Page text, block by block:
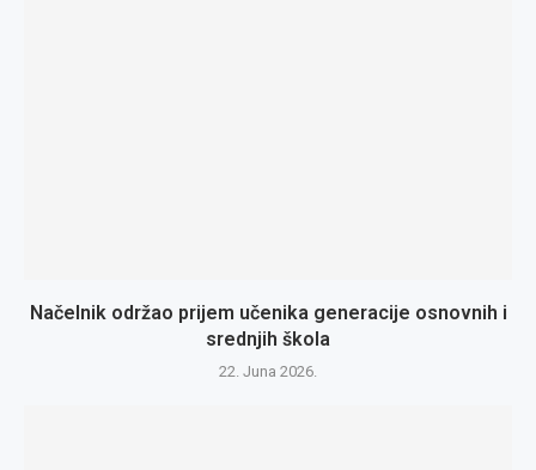
Načelnik održao prijem učenika generacije osnovnih i
srednjih škola
22. Juna 2026.